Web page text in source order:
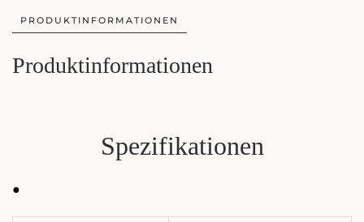
PRODUKTINFORMATIONEN
Produktinformationen
Spezifikationen
●